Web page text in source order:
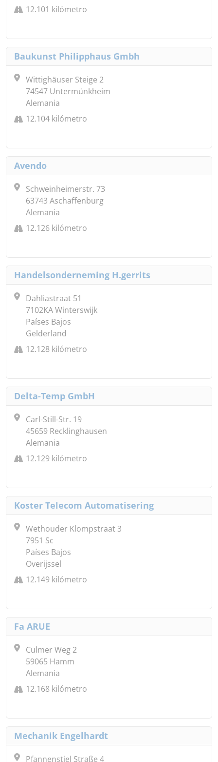
12.101 kilómetro
Baukunst Philipphaus Gmbh
Wittighäuser Steige 2
74547 Untermünkheim
Alemania
12.104 kilómetro
Avendo
Schweinheimerstr. 73
63743 Aschaffenburg
Alemania
12.126 kilómetro
Handelsonderneming H.gerrits
Dahliastraat 51
7102KA Winterswijk
Países Bajos
Gelderland
12.128 kilómetro
Delta-Temp GmbH
Carl-Still-Str. 19
45659 Recklinghausen
Alemania
12.129 kilómetro
Koster Telecom Automatisering
Wethouder Klompstraat 3
7951 Sc
Países Bajos
Overijssel
12.149 kilómetro
Fa ARUE
Culmer Weg 2
59065 Hamm
Alemania
12.168 kilómetro
Mechanik Engelhardt
Pfannenstiel Straße 4